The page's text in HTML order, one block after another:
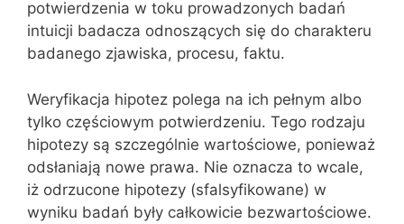
potwierdzenia w toku prowadzonych badań
intuicji badacza odnoszących się do charakteru
badanego zjawiska, procesu, faktu.
Weryfikacja hipotez polega na ich pełnym albo
tylko częściowym potwierdzeniu. Tego rodzaju
hipotezy są szczególnie wartościowe, ponieważ
odsłaniają nowe prawa. Nie oznacza to wcale,
iż odrzucone hipotezy (sfalsyfikowane) w
wyniku badań były całkowicie bezwartościowe.